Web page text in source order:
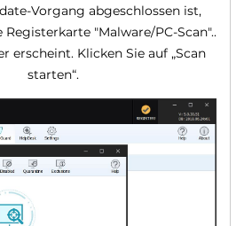
Vorgang abgeschlossen ist,
Registerkarte "Malware/PC-Scan"..
erscheint. Klicken Sie auf „Scan
starten“.